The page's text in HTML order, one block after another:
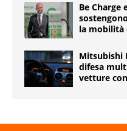
Be Charge
la mobilità
Mitsubishi
difesa
vetture